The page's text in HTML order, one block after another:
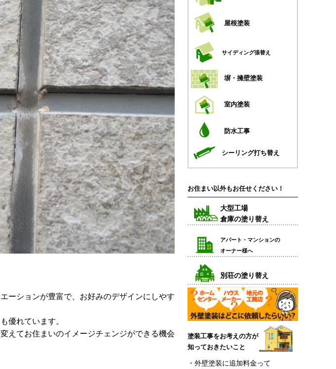
ーションが豊富で、お好みのデザインにしやす
優れています。
えてお住まいのイメージチェンジができる機会
屋根塗装
サイディング張替え
塀・擁壁塗装
室内塗装
防水工事
シーリング打ち替え
お住まい以外もお任せください！
大型工場
倉庫の塗り替え
アパート・マンションの
オーナー様へ
別荘の塗り替え
塗装工事をお考えの方が
知っておきたいこと
・ 外壁塗装に追加料金って